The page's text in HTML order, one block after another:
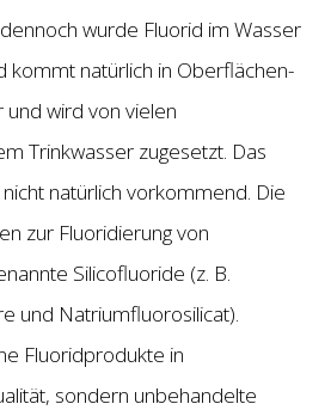
wurde Fluorid im Wasser
kommt natürlich in Oberflächen-
wird von vielen
Trinkwasser zugesetzt. Das
natürlich vorkommend. Die
zur Fluoridierung von
Silicofluoride (z. B.
und Natriumfluorosilicat).
Fluoridprodukte in
sondern unbehandelte